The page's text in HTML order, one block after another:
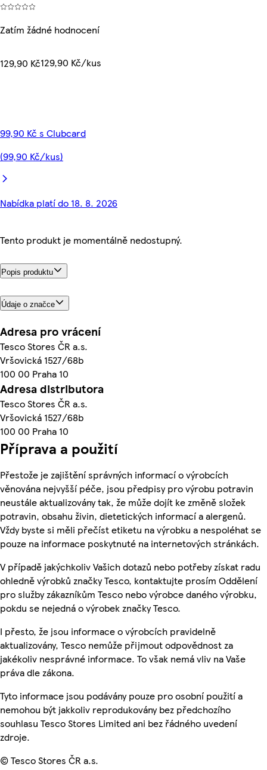
Zatím žádné hodnocení
129,90 Kč129,90 Kč/kus
99,90 Kč s Clubcard
(99,90 Kč/kus)
Nabídka platí do 18. 8. 2026
Tento produkt je momentálně nedostupný.
Popis produktu
Údaje o značce
Adresa pro vrácení
Tesco Stores ČR a.s.
Vršovická 1527/68b
100 00 Praha 10
Adresa distributora
Tesco Stores ČR a.s.
Vršovická 1527/68b
100 00 Praha 10
Příprava a použití
Přestože je zajištění správných informací o výrobcích
věnována nejvyšší péče, jsou předpisy pro výrobu potravin
neustále aktualizovány tak, že může dojít ke změně složek
potravin, obsahu živin, dietetických informací a alergenů.
Vždy byste si měli přečíst etiketu na výrobku a nespoléhat se
pouze na informace poskytnuté na internetových stránkách.
V případě jakýchkoliv Vašich dotazů nebo potřeby získat radu
ohledně výrobků značky Tesco, kontaktujte prosím Oddělení
pro služby zákazníkům Tesco nebo výrobce daného výrobku,
pokdu se nejedná o výrobek značky Tesco.
I přesto, že jsou informace o výrobcích pravidelně
aktualizovány, Tesco nemůže přijmout odpovědnost za
jakékoliv nesprávné informace. To však nemá vliv na Vaše
práva dle zákona.
Tyto informace jsou podávány pouze pro osobní použití a
nemohou být jakkoliv reprodukovány bez předchozího
souhlasu Tesco Stores Limited ani bez řádného uvedení
zdroje.
© Tesco Stores ČR a.s.